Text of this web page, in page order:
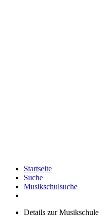
Startseite
Suche
Musikschulsuche
Details zur Musikschule